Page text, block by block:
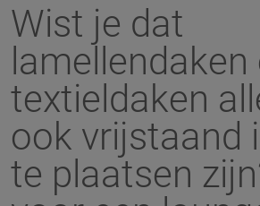
Wist je dat
lamellendaken
textieldaken
ook vrijstaand
te plaatsen